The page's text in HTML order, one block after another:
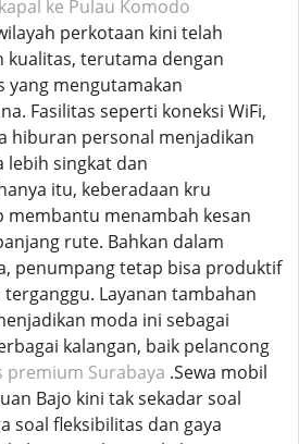
ke Pulau Komodo
perkotaan kini telah
kualitas, terutama dengan
yang mengutamakan
Fasilitas seperti koneksi WiFi,
hiburan personal menjadikan
singkat dan
itu, keberadaan kru
membantu menambah kesan
rute. Bahkan dalam
penumpang tetap bisa produktif
Layanan tambahan
moda ini sebagai
kalangan, baik pelancong
premium Surabaya .Sewa mobil
Bajo kini tak sekadar soal
soal fleksibilitas dan gaya